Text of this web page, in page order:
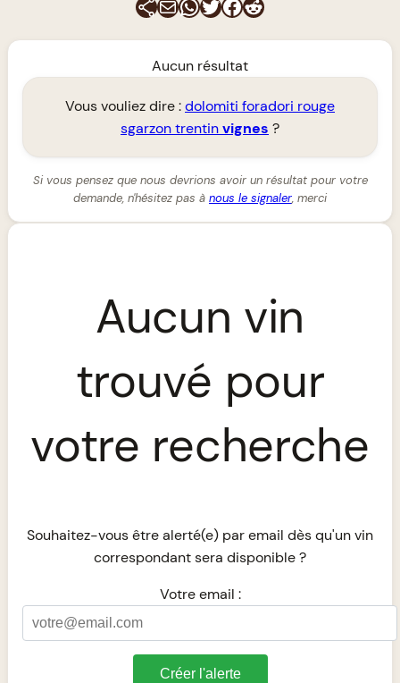
Aucun résultat
Vous vouliez dire :dolomiti foradori rouge
sgarzon trentinvignes ?
Si vous pensez que nous devrions avoir un résultat pour votre
demande, n'hésitez pas à nous le signaler, merci
Aucun vin
trouvé pour
votre recherche
Souhaitez-vous être alerté(e) par email dès qu'un vin
correspondant sera disponible ?
Votre email :
Créer l'alerte